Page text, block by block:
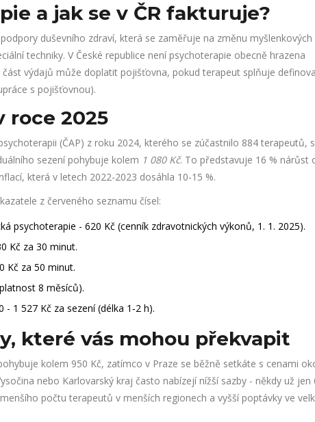
a jak se v ČR fakturuje?
duševního zdraví, která se zaměřuje na změnu myšlenkových
techniky. V České republice není psychoterapie obecně hrazena
výdajů může doplatit pojišťovna, pokud terapeut splňuje
s pojišťovnou).
roce 2025
(ČAP) z roku 2024, kterého se zúčastnilo 884 terapeutů,
sezení pohybuje kolem 1 080 Kč. To představuje 16 % nárůst
která v letech 2022-2023 dosáhla 10-15 %.
z červeného seznamu čísel:
psychoterapie - 620 Kč (cenník zdravotnických výkonů, 1. 1. 2025).
Kč za 30 minut.
Kč za 50 minut.
8 měsíců).
1 527 Kč za sezení (délka 1‑2 h).
které vás mohou překvapit
kolem 950 Kč, zatímco v Praze se běžně setkáte s cenami
nebo Karlovarský kraj často nabízejí nížší sazby - někdy už jen
počtu terapeutů v menších regionech a vyšší poptávky ve